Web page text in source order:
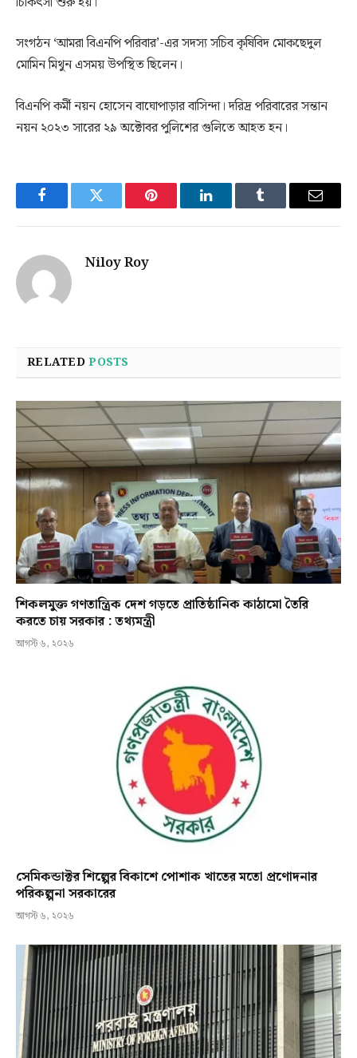
সংগঠন ‘আমরা বিএনপি পরিবার’-এর সদস্য সচিব কৃষিবিদ মোকছেদুল
মোমিন মিথুন এসময় উপস্থিত ছিলেন।
বিএনপি কর্মী নয়ন হোসেন বাঘোপাড়ার বাসিন্দা। দরিদ্র পরিবারের সন্তান
নয়ন ২০২৩ সারের ২৯ অক্টোবর পুলিশের গুলিতে আহত হন।
FacebookTwitter Pinterest LinkedInTumblr Email
Niloy Roy
RELATEDPOSTS
শিকলমুক্ত গণতান্ত্রিক দেশ গড়তে প্রাতিষ্ঠানিক কাঠামো তৈরি
করতে চায় সরকার : তথ্যমন্ত্রী
আগস্ট ৬, ২০২৬
সেমিকন্ডাক্টর শিল্পের বিকাশে পোশাক খাতের মতো প্রণোদনার
পরিকল্পনা সরকারের
আগস্ট ৬, ২০২৬